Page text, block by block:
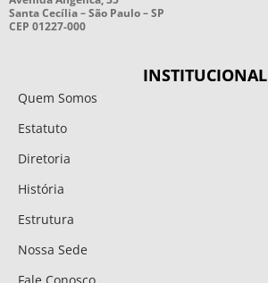
Santa Cecília – São Paulo – SP
CEP 01227-000
INSTITUCIONAL
Quem Somos
Estatuto
Diretoria
História
Estrutura
Nossa Sede